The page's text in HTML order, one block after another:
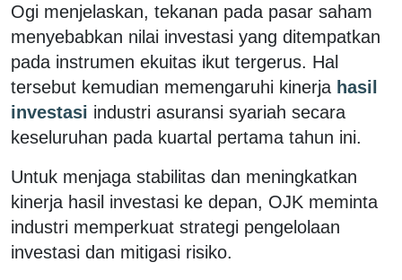
Ogi menjelaskan, tekanan pada pasar saham
menyebabkan nilai investasi yang ditempatkan
pada instrumen ekuitas ikut tergerus. Hal
tersebut kemudian memengaruhi kinerja hasil
investasi industri asuransi syariah secara
keseluruhan pada kuartal pertama tahun ini.
Untuk menjaga stabilitas dan meningkatkan
kinerja hasil investasi ke depan, OJK meminta
industri memperkuat strategi pengelolaan
investasi dan mitigasi risiko.